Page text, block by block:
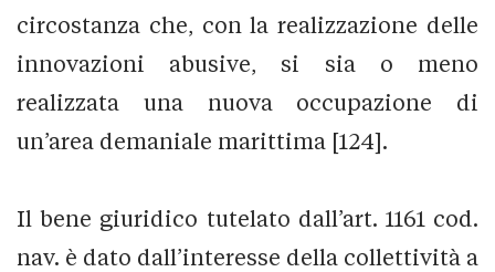
circostanza che, con la realizzazione delle
innovazioni abusive, si sia o meno
realizzata una nuova occupazione di
un’area demaniale marittima [124].
Il bene giuridico tutelato dall’art. 1161 cod.
nav. è dato dall’interesse della collettività a